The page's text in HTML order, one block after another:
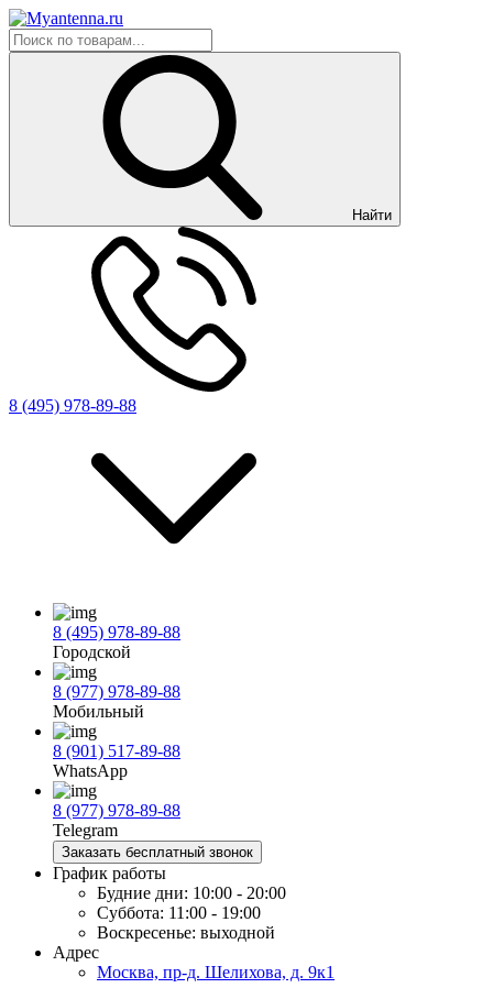
Найти
8 (495) 978-89-88
8 (495) 978-89-88
Городской
8 (977) 978-89-88
Мобильный
8 (901) 517-89-88
WhatsApp
8 (977) 978-89-88
Telegram
Заказать бесплатный звонок
График работы
Будние дни: 10:00 - 20:00
Суббота: 11:00 - 19:00
Воскресенье: выходной
Адрес
Москва, пр-д. Шелихова, д. 9к1